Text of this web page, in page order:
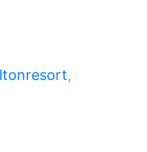
,